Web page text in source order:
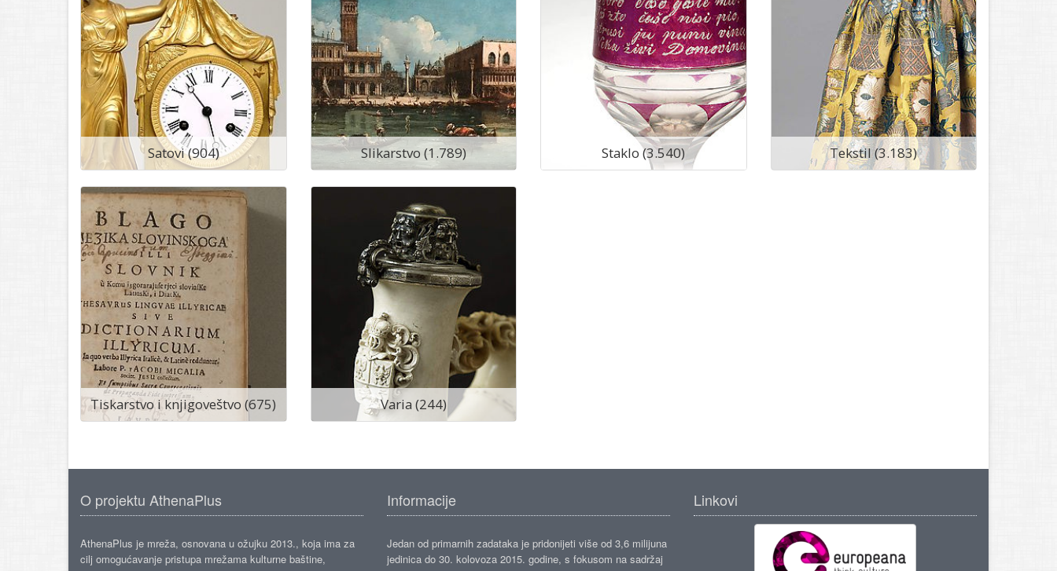
Satovi (904) Slikarstvo (1.789) Staklo (3.540) Tekstil (3.183)
Tiskarstvo i knjigoveštvo (675) Varia (244)
O projektu AthenaPlus
AthenaPlus je mreža, osnovana u ožujku 2013., koja ima za
cilj omogućavanje pristupa mrežama kulturne baštine,
Informacije
Jedan od primarnih zadataka je pridonijeti više od 3,6 milijuna
jedinica do 30. kolovoza 2015. godine, s fokusom na sadržaj
Linkovi